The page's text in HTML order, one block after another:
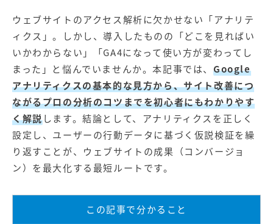
広告プロモーションの製品
【クリニック向け】新規集患
Web広告サービス
【歯科業界向け】新規集患
Web広告パッケージ
【塾・個別塾業界向け】新規
集客Web広告パッケージ
サイトアクセス増加パッケー
ジ
商圏ねらいうちパッケージ 求人パッケージ
Web制作の製品
ウェブサイトのアクセス解析に欠かせない「アナリテ
ィクス」。しかし、導入したものの「どこを見ればい
いかわからない」「GA4になって使い方が変わってし
まった」と悩んでいませんか。本記事では、 Google
アナリティクスの基本的な見方から、サイト改善につ
ながるプロの分析のコツまでを初心者にもわかりやす
く解説します。結論として、アナリティクスを正しく
設定し、ユーザーの行動データに基づく仮説検証を繰
り返すことが、ウェブサイトの成果（コンバージョ
ン）を最大化する最短ルートです。
この記事で分かること